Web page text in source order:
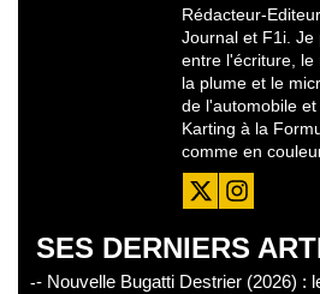
Rédacteur-
Journal et F1i.
entre l'écriture, le
la plume et le
de l'automobile
Karting à la
comme en
SES DERNIERS
- Nouvelle Bugatti Destrier (2026) :